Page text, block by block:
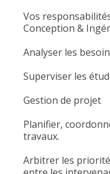
Vos
Conception &
Analyser les
Superviser les
Gestion de projet
Planifier,
travaux.
Arbitrer les